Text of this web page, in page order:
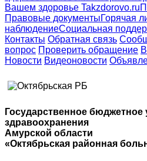
Вашем здоровье Takzdorovo.ru
Правовые документыГорячая
наблюдениеСоциальная
Контакты Обратная связь
вопрос Проверить обращение
Новости Видеоновости
Государственное бюджетное
здравоохранения
Амурской области
«Октябрьская районная